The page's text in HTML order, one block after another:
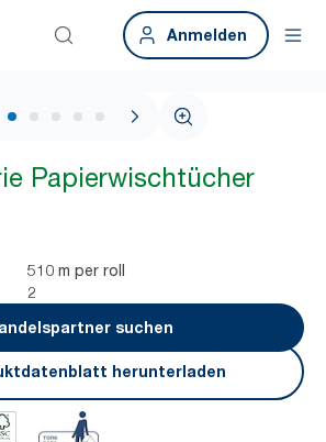
Anmelden
1 / 5
Papierwischtücher
510 m per roll
2
suchen
herunterladen